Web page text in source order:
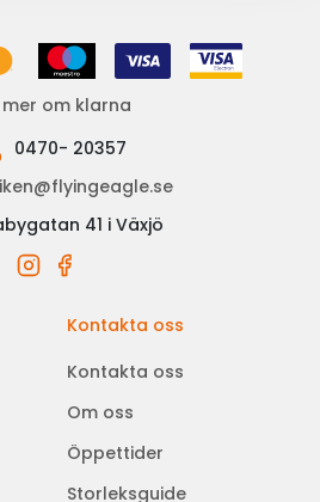
mer om klarna
0470- 20357
41 i Växjö
Kontakta oss
Kontakta oss
Om oss
Öppettider
Storleksguide